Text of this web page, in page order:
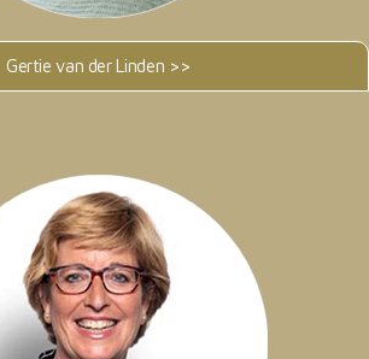
Gertie van der Linden >>